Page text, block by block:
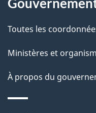
l
a
p
e
r
é
t
r
propos
de
ce
site
Toutes les
Ministères et
À propos du